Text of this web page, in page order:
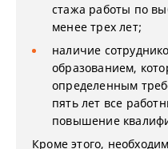
стажа работы по
менее трех лет;
наличие
образованием,
определенным
пять лет все
повышение
Кроме этого,